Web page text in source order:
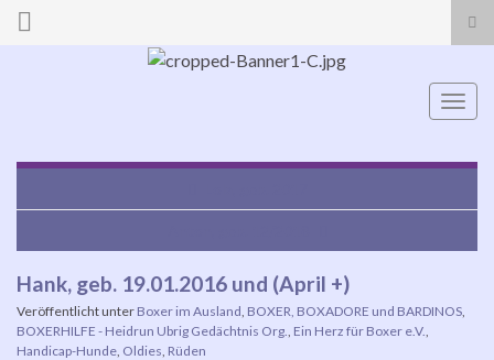
Search for:
Hank, geb. 19.01.2016 und (April +)
Veröffentlicht unter Boxer im Ausland BOXER, BOXADORE und BARDINOS
BOXERHILFE - Heidrun Ubrig Gedächtnis Org. Ein Herz für Boxer e.V.
Handicap-Hunde Oldies Rüden